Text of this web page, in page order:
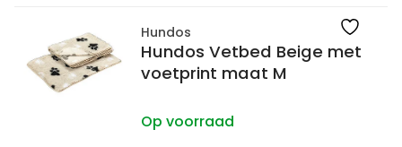
Hundos
Hundos Vetbed Beige met
voetprint maat M
Op voorraad